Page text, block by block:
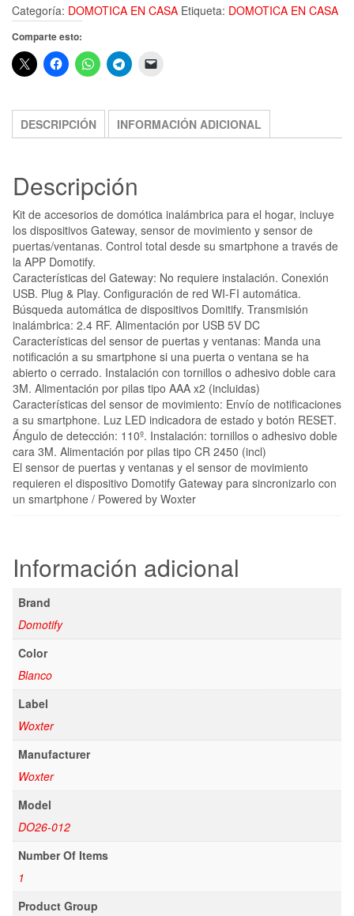
Categoría: DOMOTICA EN CASA Etiqueta: DOMOTICA EN CASA
Comparte esto:
DESCRIPCIÓN INFORMACIÓN ADICIONAL
Descripción
Kit de accesorios de domótica inalámbrica para el hogar, incluye
los dispositivos Gateway, sensor de movimiento y sensor de
puertas/ventanas. Control total desde su smartphone a través de
la APP Domotify.
Características del Gateway: No requiere instalación. Conexión
USB. Plug & Play. Configuración de red WI-FI automática.
Búsqueda automática de dispositivos Domitify. Transmisión
inalámbrica: 2.4 RF. Alimentación por USB 5V DC
Características del sensor de puertas y ventanas: Manda una
notificación a su smartphone si una puerta o ventana se ha
abierto o cerrado. Instalación con tornillos o adhesivo doble cara
3M. Alimentación por pilas tipo AAA x2 (incluidas)
Características del sensor de movimiento: Envío de notificaciones
a su smartphone. Luz LED indicadora de estado y botón RESET.
Ángulo de detección: 110º. Instalación: tornillos o adhesivo doble
cara 3M. Alimentación por pilas tipo CR 2450 (incl)
El sensor de puertas y ventanas y el sensor de movimiento
requieren el dispositivo Domotify Gateway para sincronizarlo con
un smartphone / Powered by Woxter
Información adicional
Brand
Domotify
Color
Blanco
Label
Woxter
Manufacturer
Woxter
Model
DO26-012
Number Of Items
1
Product Group